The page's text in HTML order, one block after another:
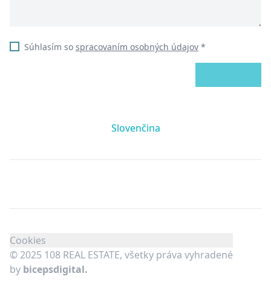
Súhlasím so spracovaním osobných údajov *
Slovenčina
Cookies
© 2025 108 REAL ESTATE, všetky práva vyhradené
by bicepsdigital.